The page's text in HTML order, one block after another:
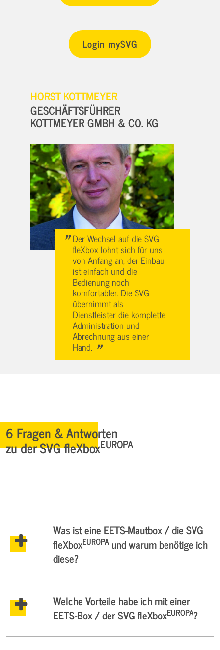
Login mySVG
HORST KOTTMEYER
GESCHÄFTSFÜHRER
KOTTMEYER GMBH & CO. KG
" Der Wechsel auf die SVG
fleXbox lohnt sich für uns
von Anfang an, der Einbau
ist einfach und die
Bedienung noch
komfortabler. Die SVG
übernimmt als
Dienstleister die komplette
Administration und
Abrechnung aus einer
Hand. "
6 Fragen & Antworten
zu der SVG fleXboxEUROPA
Was ist eine EETS-Mautbox / die SVG
fleXboxEUROPA und warum benötige ich
diese?
Welche Vorteile habe ich mit einer
EETS-Box / der SVG fleXboxEUROPA?